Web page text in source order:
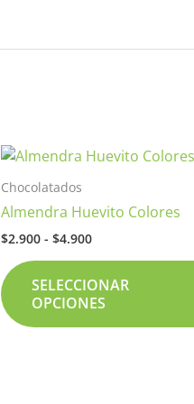
Chocolatados
Almendra Huevito Colores
$2.900 - $4.900
Rango
$2.900
hasta
SELECCIONAR
OPCIONES